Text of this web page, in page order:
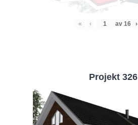
« ‹ av 16 ›
Projekt 326